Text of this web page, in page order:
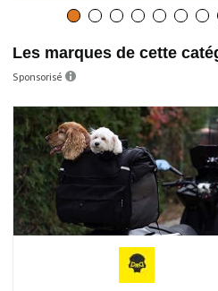
Les marques de cette
Sponsorisé